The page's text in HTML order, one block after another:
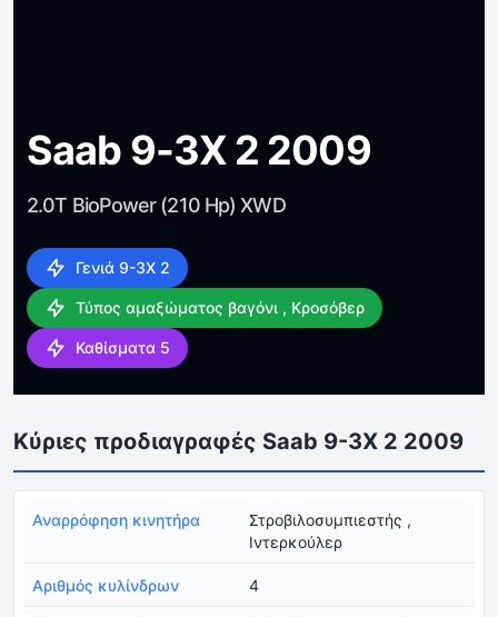
Saab 9-3X 2 2009
2.0T BioPower (210 Hp) XWD
Γενιά 9-3X 2
Τύπος αμαξώματος βαγόνι , Κροσόβερ
Καθίσματα 5
Κύριες προδιαγραφές Saab 9-3X 2 2009
Αναρρόφηση κινητήρα
Στροβιλοσυμπιεστής ,
Ιντερκούλερ
Αριθμός κυλίνδρων 4